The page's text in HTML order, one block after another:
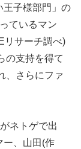
王子様部門」の
ているマン
リサーチ調べ)
の支持を得て
、さらにファ
ネトゲで出
ー、山田(作